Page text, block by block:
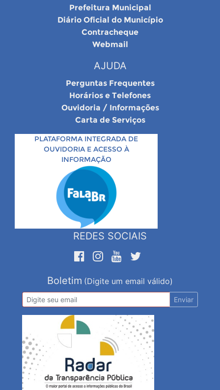
Prefeitura Municipal
Diário Oficial do Município
Contracheque
Webmail
AJUDA
Perguntas Frequentes
Horários e Telefones
Ouvidoria / Informações
Carta de Serviços
PLATAFORMA INTEGRADA DE
OUVIDORIA E ACESSO À
INFORMAÇÃO
REDES SOCIAIS
Boletim (Digite um email válido)
Enviar